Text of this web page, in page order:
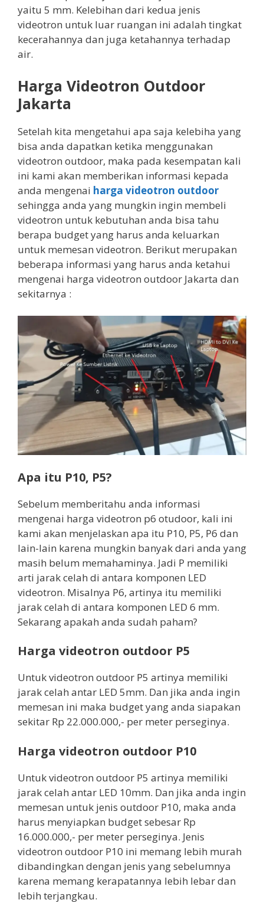
yaitu 5 mm. Kelebihan dari kedua jenis
videotron untuk luar ruangan ini adalah tingkat
kecerahannya dan juga ketahannya terhadap
air.
Harga Videotron Outdoor
Jakarta
Setelah kita mengetahui apa saja kelebiha yang
bisa anda dapatkan ketika menggunakan
videotron outdoor, maka pada kesempatan kali
ini kami akan memberikan informasi kepada
anda mengenai harga videotron outdoor
sehingga anda yang mungkin ingin membeli
videotron untuk kebutuhan anda bisa tahu
berapa budget yang harus anda keluarkan
untuk memesan videotron. Berikut merupakan
beberapa informasi yang harus anda ketahui
mengenai harga videotron outdoor Jakarta dan
sekitarnya :
Apa itu P10, P5?
Sebelum memberitahu anda informasi
mengenai harga videotron p6 otudoor, kali ini
kami akan menjelaskan apa itu P10, P5, P6 dan
lain-lain karena mungkin banyak dari anda yang
masih belum memahaminya. Jadi P memiliki
arti jarak celah di antara komponen LED
videotron. Misalnya P6, artinya itu memiliki
jarak celah di antara komponen LED 6 mm.
Sekarang apakah anda sudah paham?
Harga videotron outdoor P5
Untuk videotron outdoor P5 artinya memiliki
jarak celah antar LED 5mm. Dan jika anda ingin
memesan ini maka budget yang anda siapakan
sekitar Rp 22.000.000,- per meter perseginya.
Harga videotron outdoor P10
Untuk videotron outdoor P5 artinya memiliki
jarak celah antar LED 10mm. Dan jika anda ingin
memesan untuk jenis outdoor P10, maka anda
harus menyiapkan budget sebesar Rp
16.000.000,- per meter perseginya. Jenis
videotron outdoor P10 ini memang lebih murah
dibandingkan dengan jenis yang sebelumnya
karena memang kerapatannya lebih lebar dan
lebih terjangkau.